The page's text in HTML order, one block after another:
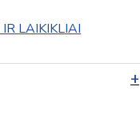
LAIKIKLIAI